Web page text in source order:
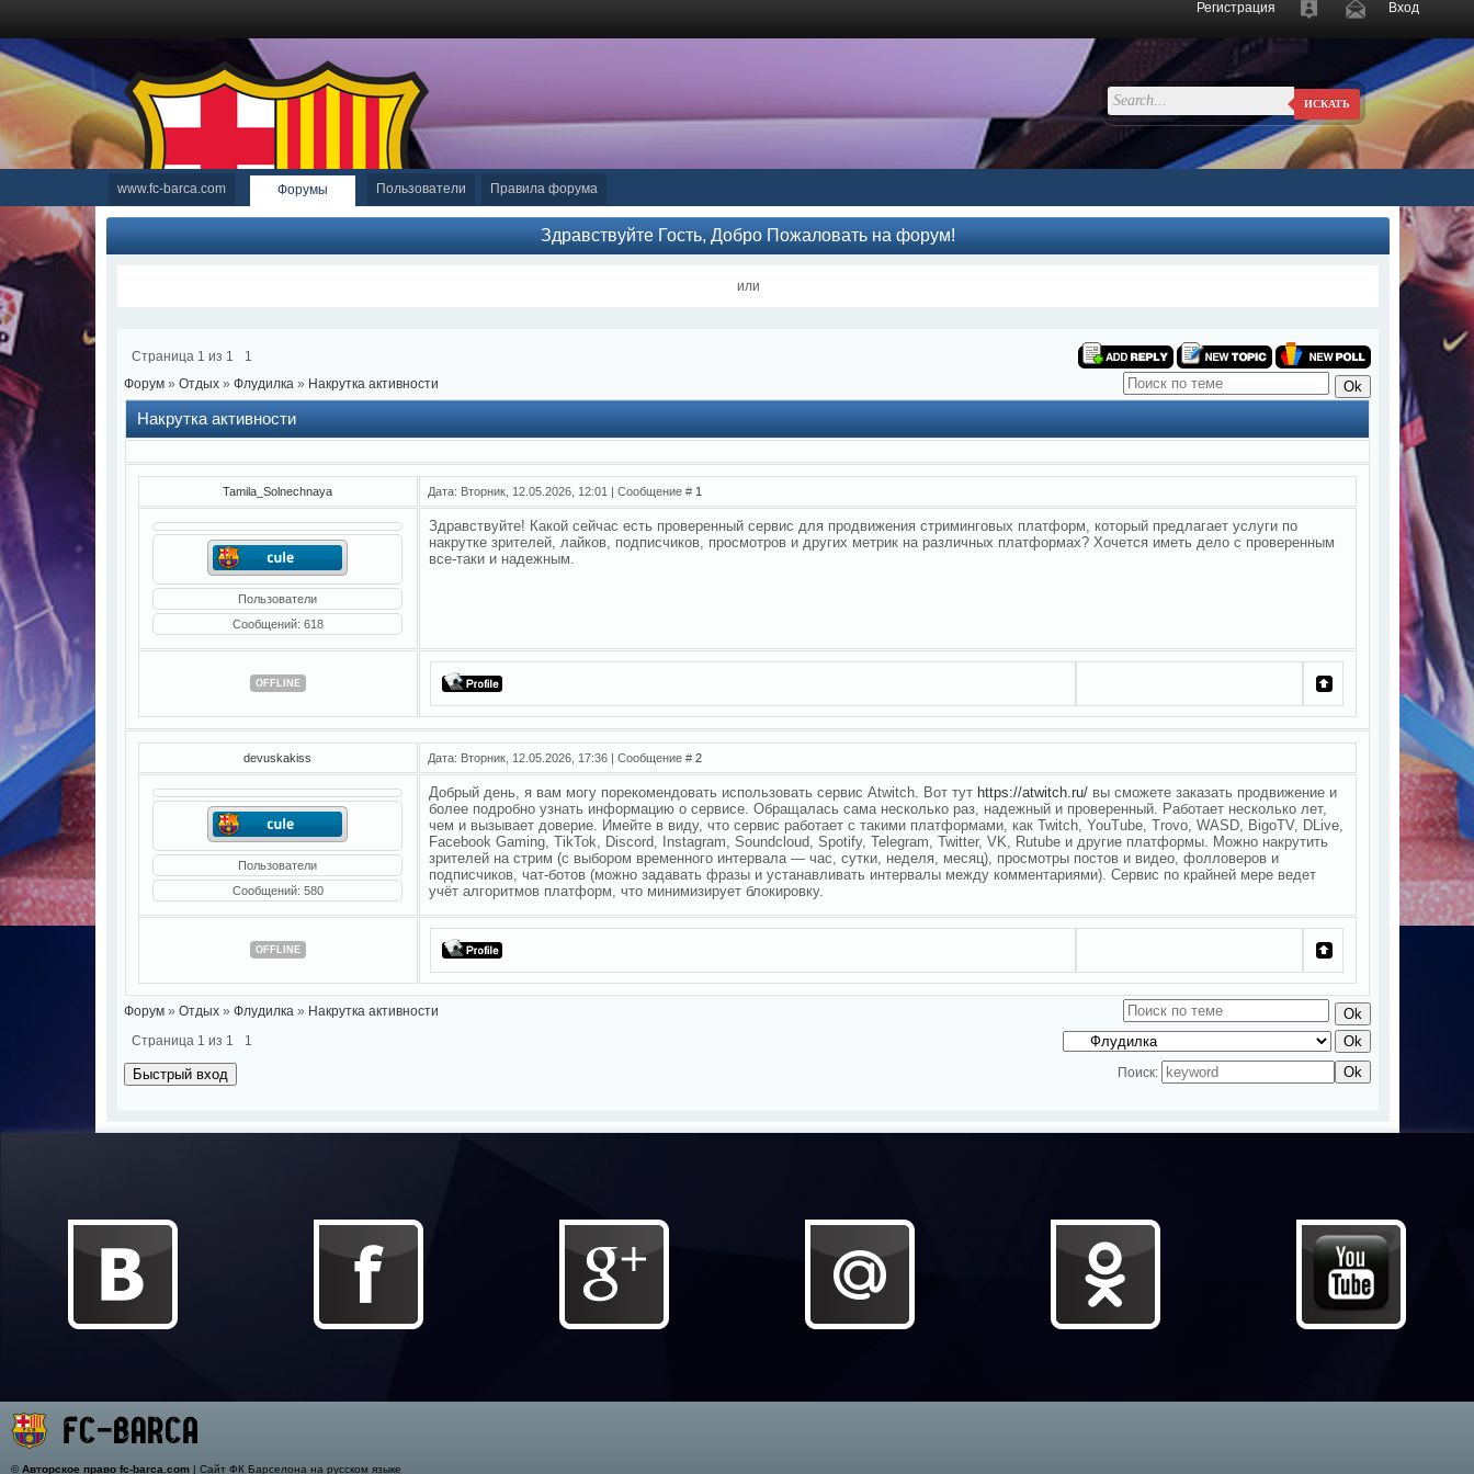
Вход
Регистрация
ИСКАТЬ
www.fc-barca.com Форумы Пользователи Правила форума
Здравствуйте Гость, Добро Пожаловать на форум!
или
Страница 1 из 1
1
Форум » Отдых » Флудилка » Накрутка активности
Накрутка активности
Tamila_Solnechnaya Дата: Вторник, 12.05.2026, 12:01 | Сообщение # 1
Пользователи
Сообщений: 618
Здравствуйте! Какой сейчас есть проверенный сервис для продвижения стриминговых платформ, который предлагает услуги по
накрутке зрителей, лайков, подписчиков, просмотров и других метрик на различных платформах? Хочется иметь дело с проверенным
все-таки и надежным.
OFFLINE
devuskakiss Дата: Вторник, 12.05.2026, 17:36 | Сообщение #2
Пользователи
Сообщений: 580
Добрый день, я вам могу порекомендовать использовать сервис Atwitch. Вот тут https://atwitch.ru/ вы сможете заказать продвижение и
более подробно узнать информацию о сервисе. Обращалась сама несколько раз, надежный и проверенный. Работает несколько лет,
чем и вызывает доверие. Имейте в виду, что сервис работает с такими платформами, как Twitch, YouTube, Trovo, WASD, BigoTV, DLive,
Facebook Gaming, TikTok, Discord, Instagram, Soundcloud, Spotify, Telegram, Twitter, VK, Rutube и другие платформы. Можно накрутить
зрителей на стрим (с выбором временного интервала — час, сутки, неделя, месяц), просмотры постов и видео, фолловеров и
подписчиков, чат-ботов (можно задавать фразы и устанавливать интервалы между комментариями). Сервис по крайней мере ведет
учёт алгоритмов платформ, что минимизирует блокировку.
OFFLINE
Форум » Отдых » Флудилка » Накрутка активности
Страница 1 из 1 1
Поиск:
©Авторское право fc-barca.com| Сайт ФК Барселона на русском языке